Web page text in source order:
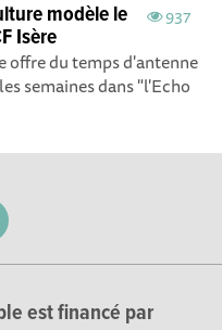
937
modèle le
Isère
offre du temps d'antenne
semaines dans "l'Echo
est financé par